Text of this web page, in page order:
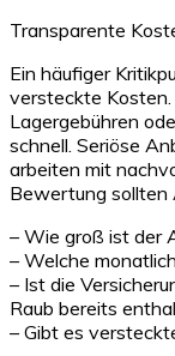
Transparente
Ein häufiger
versteckte Kosten.
Lagergebühren
schnell. Seriöse
arbeiten mit
Bewertung sollten
– Wie groß ist der
– Welche
– Ist die
Raub bereits
– Gibt es